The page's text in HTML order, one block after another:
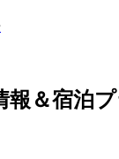
報＆宿泊